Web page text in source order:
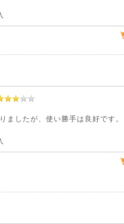
ましたが、使い勝手は良好です。